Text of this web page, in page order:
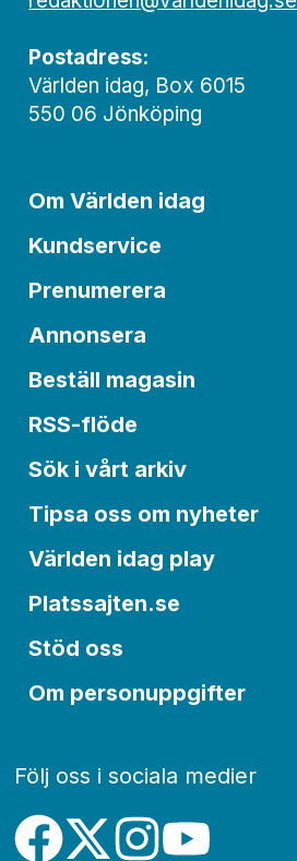
Postadress:
Världen idag, Box 6015
550 06 Jönköping
Om Världen idag
Kundservice
Prenumerera
Annonsera
Beställ magasin
RSS-flöde
Sök i vårt arkiv
Tipsa oss om nyheter
Världen idag play
Platssajten.se
Stöd oss
Om personuppgifter
Följ oss i sociala medier